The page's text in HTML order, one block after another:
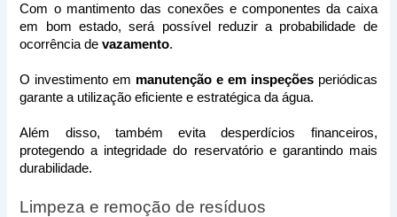
Com o mantimento das conexões e componentes da caixa
em bom estado, será possível reduzir a probabilidade de
ocorrência de vazamento.
O investimento em manutenção e em inspeções periódicas
garante a utilização eficiente e estratégica da água.
Além disso, também evita desperdícios financeiros,
protegendo a integridade do reservatório e garantindo mais
durabilidade.
Limpeza e remoção de resíduos